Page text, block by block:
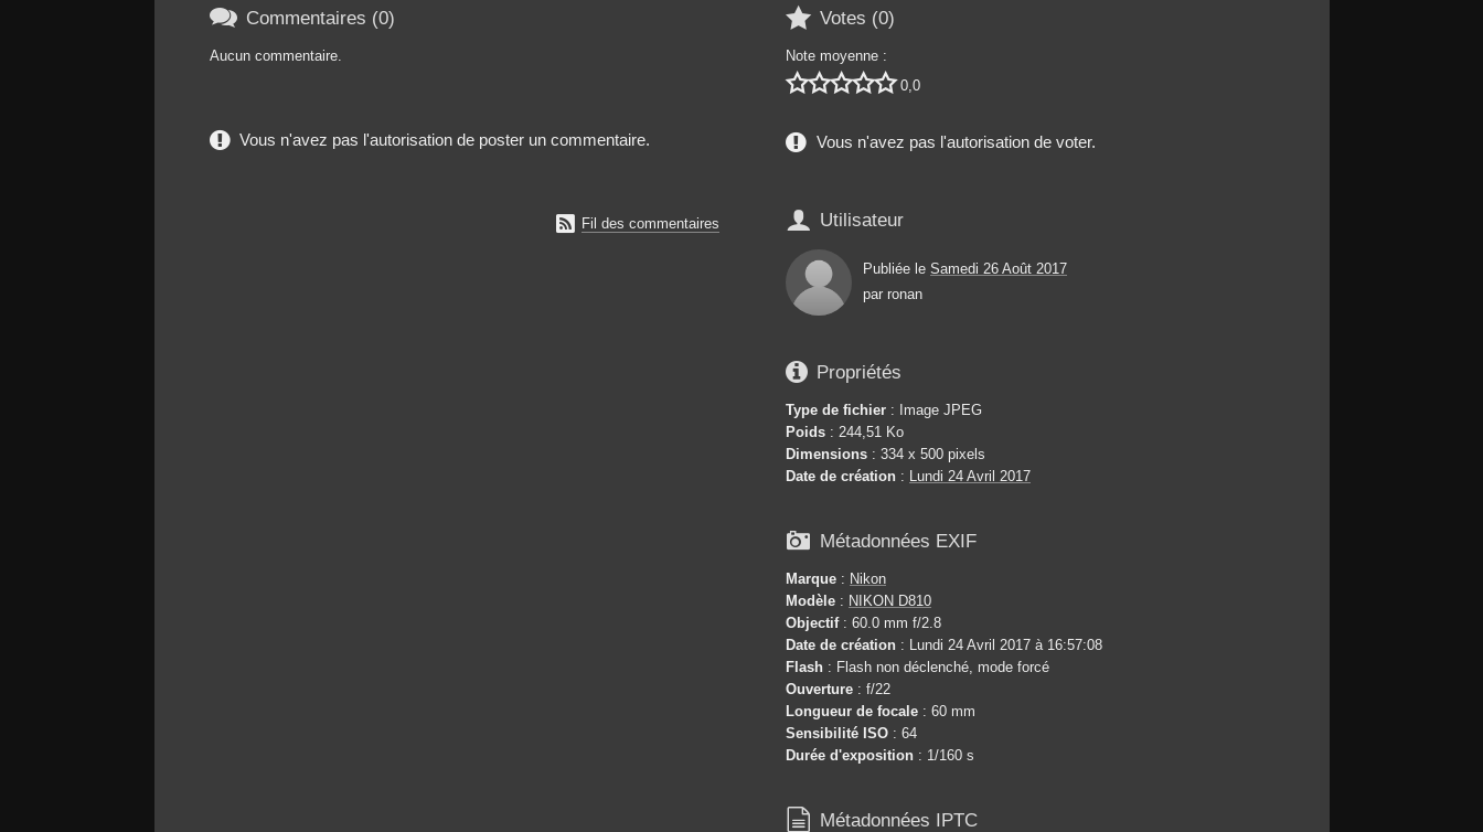
 Votes (0)
Note moyenne :
 0,0
Vous n'avez pas l'autorisation de voter.
 Utilisateur
Publiée le Samedi 26 Août 2017
par ronan
 Propriétés
Type de fichier : Image JPEG
Poids : 244,51 Ko
Dimensions : 334 x 500 pixels
Date de création : Lundi 24 Avril 2017
 Métadonnées EXIF
Marque : Nikon
Modèle : NIKON D810
Objectif: 60.0 mm f/2.8
Date de création : Lundi 24 Avril 2017 à 16:57:08
Flash : Flash non déclenché, mode forcé
Ouverture : f/22
Longueur de focale : 60 mm
Sensibilité ISO : 64
Durée d'exposition : 1/160 s
 Métadonnées IPTC
 Commentaires (0)
Aucun commentaire.
Vous n'avez pas l'autorisation de poster un commentaire.
 Fil des commentaires